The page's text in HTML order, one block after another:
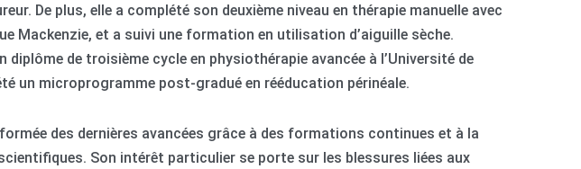
De plus, elle a complété son deuxième niveau en thérapie manuelle avec
Mackenzie, et a suivi une formation en utilisation d’aiguille sèche.
de troisième cycle en physiothérapie avancée à l’Université de
un microprogramme post-gradué en rééducation périnéale.
des dernières avancées grâce à des formations continues et à la
Son intérêt particulier se porte sur les blessures liées aux